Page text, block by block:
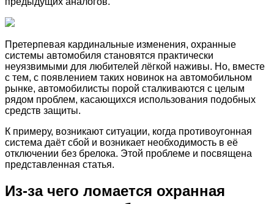
Претерпевая кардинальные изменения, охранные
системы автомобиля становятся практически
неуязвимыми для любителей лёгкой наживы. Но, вместе
с тем, с появлением таких новинок на автомобильном
рынке, автомобилисты порой сталкиваются с целым
рядом проблем, касающихся использования подобных
средств защиты.
К примеру, возникают ситуации, когда противоугонная
система даёт сбой и возникает необходимость в её
отключении без брелока. Этой проблеме и посвящена
представленная статья.
Из-за чего ломается охранная